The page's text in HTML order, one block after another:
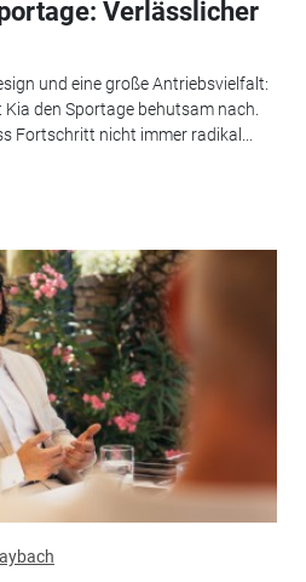
Verlässlicher
und eine große Antriebsvielfalt:
den Sportage behutsam nach.
Fortschritt nicht immer radikal...